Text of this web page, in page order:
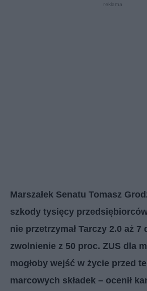
reklama
Marszałek Senatu Tomasz
szkody tysięcy
nie przetrzymał Tarczy 2.0 aż 7
zwolnienie z 50 proc. ZUS dla
mogłoby wejść w życie przed
marcowych składek – ocenił